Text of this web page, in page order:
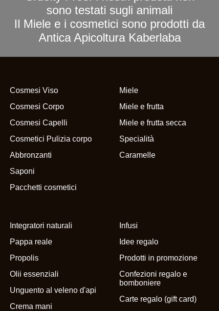
sono testati sugli animali
Il Miele e i cosmetici sono prodotti da
Antica Apicoltura Kaberlaba
Cosmesi Viso
Cosmesi Corpo
Cosmesi Capelli
Cosmetici Pulizia corpo
Abbronzanti
Saponi
Pacchetti cosmetici
Miele
Miele e frutta
Miele e frutta secca
Specialità
Caramelle
Integratori naturali
Pappa reale
Propolis
Olii essenziali
Unguento al veleno d'api
Crema mani
Infusi
Idee regalo
Prodotti in promozione
Confezioni regalo e
bomboniere
Carte regalo (gift card)